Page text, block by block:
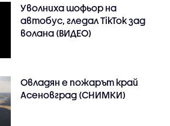
Уволниха шофьор на
автобус, гледал TikTok зад
волана (ВИДЕО)
Овладян е пожарът край
Асеновград (СНИМКИ)